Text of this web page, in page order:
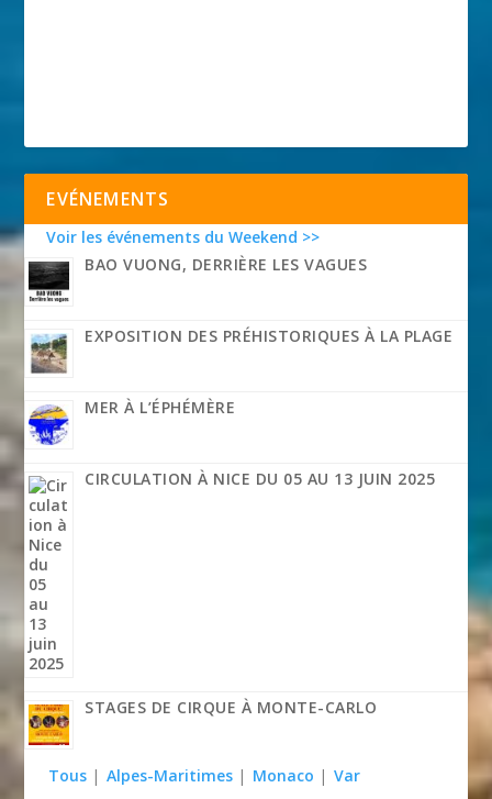
EVÉNEMENTS
Voir les événements du Weekend >>
BAO VUONG, DERRIÈRE LES VAGUES
EXPOSITION DES PRÉHISTORIQUES À LA PLAGE
MER À L’ÉPHÉMÈRE
CIRCULATION À NICE DU 05 AU 13 JUIN 2025
STAGES DE CIRQUE À MONTE-CARLO
Tous | Alpes-Maritimes | Monaco | Var